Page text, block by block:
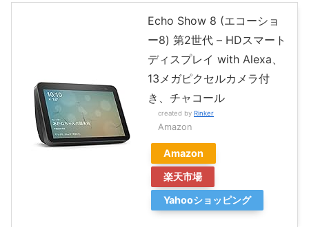
Echo Show 8 (エコーショ
ー8) 第2世代 – HDスマート
ディスプレイ with Alexa、
13メガピクセルカメラ付
き、チャコール
created by Rinker
Amazon
Amazon
楽天市場
Yahooショッピング